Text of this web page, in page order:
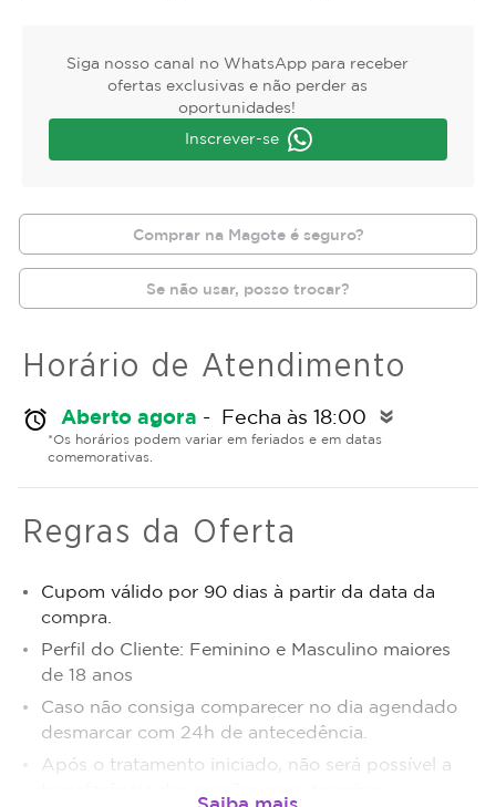
Siga nosso canal no WhatsApp para receber
ofertas exclusivas e não perder as
oportunidades!
Inscrever-se
Comprar na Magote é seguro?
Se não usar, posso trocar?
Horário de Atendimento
alarm Aberto agora - Fecha às 18:00 double_arrow
*Os horários podem variar em feriados e em datas
comemorativas.
Regras da Oferta
Cupom válido por 90 dias à partir da data da
compra.
Perfil do Cliente: Feminino e Masculino maiores
de 18 anos
Caso não consiga comparecer no dia agendado
desmarcar com 24h de antecedência.
Após o tratamento iniciado, não será possível a